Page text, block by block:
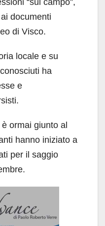
“sul campo”,
documenti
di Visco.
locale e su
ha
e
ormai giunto al
hanno iniziato a
per il saggio